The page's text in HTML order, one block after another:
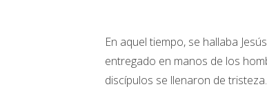
En aquel tiempo, se hallaba
entregado en manos de los
discípulos se llenaron de